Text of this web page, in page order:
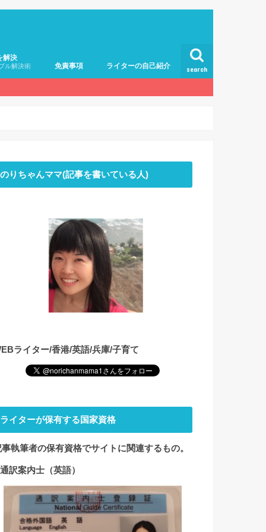
search
解決
ル解決術 免責事項 ライターの自己紹介
のりちゃんママ(記事を書いている人)
ライター/香港/英語/兵庫/子育て
ライターが保有する国家資格
事執筆者の保有資格でサイト に関連するもの。
訳案内士（英語）